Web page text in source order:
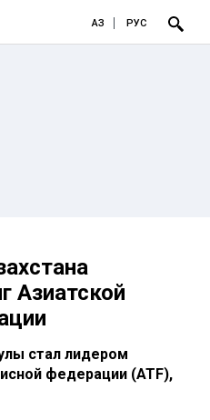
ҚАЗ РУС
Азиатской
стал лидером
федерации (ATF),